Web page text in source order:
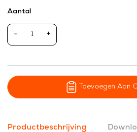
Aantal
- +
Toevoegen Aan
Productbeschrijving